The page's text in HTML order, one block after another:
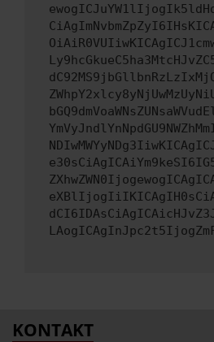
KONTAKT